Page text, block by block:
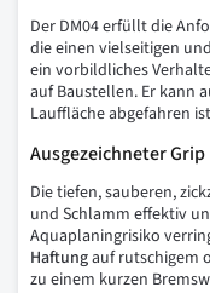
Der DM04 erfüllt die
die einen vielseitigen
ein vorbildliches
auf Baustellen. Er kann
Lauffläche abgefahren
Ausgezeichneter Grip
Die tiefen, sauberen,
und Schlamm effektiv
Aquaplaningrisiko
Haftungauf rutschigem
zu einem kurzen